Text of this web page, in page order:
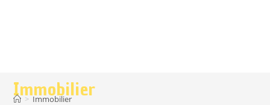
Immobilier
> Immobilier